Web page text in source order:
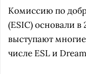
Комиссию по
(ESIC) основали в
выступают
числе ESL и